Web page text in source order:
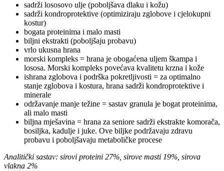
sadrži lososovo ulje (poboljšava dlaku i kožu)
sadrži kondroprotektive (optimiziraju zglobove i cjelokupni
kostur)
bogata proteinima i malo masti
biljni ekstrakti (poboljšaju probavu)
vrlo ukusna hrana
morski kompleks = hrana je obogaćena uljem škampa i
lososa. Morski kompleks povećava kvalitetu krzna i kože
ishrana zglobova i podrška pokretljivosti = za optimalno
stanje zglobova i kostura, hrana sadrži kondroprotektive i
minerale
održavanje manje težine = sastav granula je bogat proteinima,
ali malo masti
biljna mješavina = hrana za seniore sadrži ekstrakte komorača,
bosiljka, kadulje i juke. Ove biljke podržavaju zdravu
probavu i poboljšavaju metaboličke procese
Analitički sastav: sirovi proteini 27%, sirove masti 19%, sirova
vlakna 2%